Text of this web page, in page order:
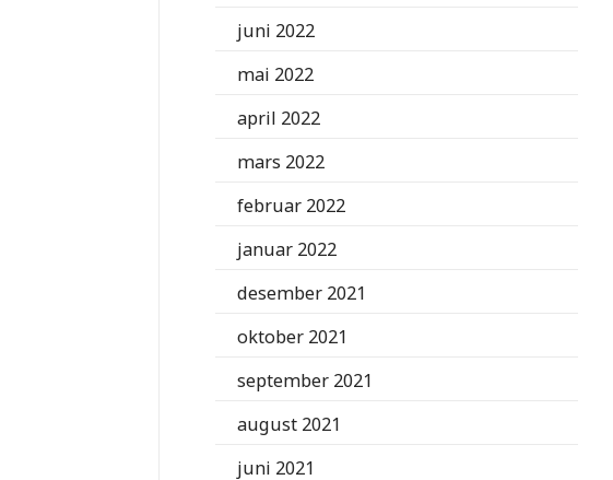
juni 2022
mai 2022
april 2022
mars 2022
februar 2022
januar 2022
desember 2021
oktober 2021
september 2021
august 2021
juni 2021